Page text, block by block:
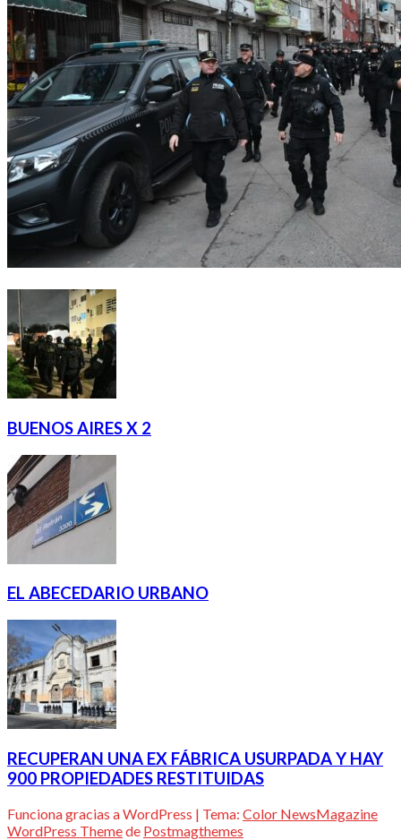
BUENOS AIRES X 2
EL ABECEDARIO URBANO
RECUPERAN UNA EX FÁBRICA USURPADA Y HAY
900 PROPIEDADES RESTITUIDAS
Funciona gracias a WordPress | Tema: Color NewsMagazine
WordPress Themede Postmagthemes